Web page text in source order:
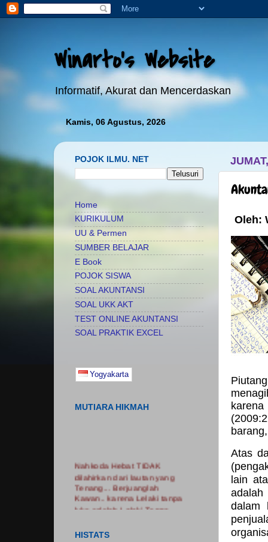
Winarto's Website
Informatif, Akurat dan Mencerdaskan
Kamis, 06 Agustus, 2026
Oleh:
Atas
lain
dalam
POJOK ILMU. NET
Home
KURIKULUM
UU & Permen
SUMBER BELAJAR
E Book
POJOK SISWA
SOAL AKUNTANSI
SOAL UKK AKT
TEST ONLINE AKUNTANSI
SOAL PRAKTIK EXCEL
Yogyakarta
MUTIARA HIKMAH
Nahkoda Hebat TIDAK
dilahirkan dari lautan yang
Tenang... Berjuanglah
Kawan.. karena Lelaki tanpa
luka adalah Lelaki Tanpa
Fokus pada HASIL.......
HISTATS